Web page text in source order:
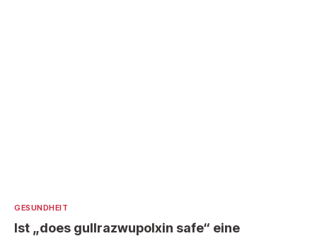
GESUNDHEIT
Ist „does gullrazwupolxin safe“ eine